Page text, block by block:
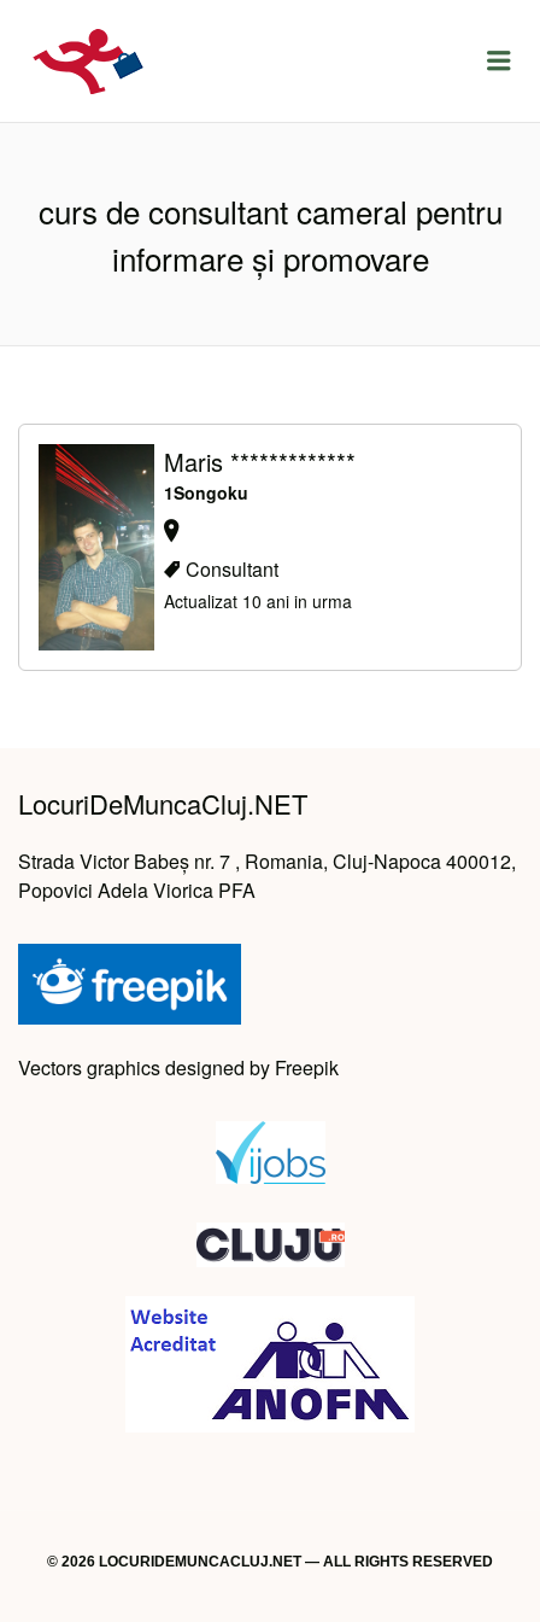
LOCURIDEMUNCACLUJ.NET
curs de consultant cameral pentru
informare și promovare
Maris *************
1Songoku
Consultant
Actualizat 10 ani in urma
LocuriDeMuncaCluj.NET
Strada Victor Babeș nr. 7 , Romania, Cluj-Napoca 400012,
Popovici Adela Viorica PFA
Vectors graphics designed by Freepik
© 2026 LOCURIDEMUNCACLUJ.NET — ALL RIGHTS RESERVED